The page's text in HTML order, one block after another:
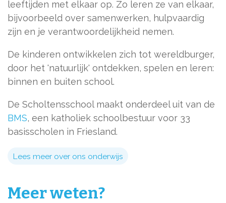
leeftijden met elkaar op. Zo leren ze van elkaar,
bijvoorbeeld over samenwerken, hulpvaardig
zijn en je verantwoordelijkheid nemen.
De kinderen ontwikkelen zich tot wereldburger,
door het 'natuurlijk' ontdekken, spelen en leren:
binnen en buiten school.
De Scholtensschool maakt onderdeel uit van de
BMS, een katholiek schoolbestuur voor 33
basisscholen in Friesland.
Lees meer over ons onderwijs
Meer weten?